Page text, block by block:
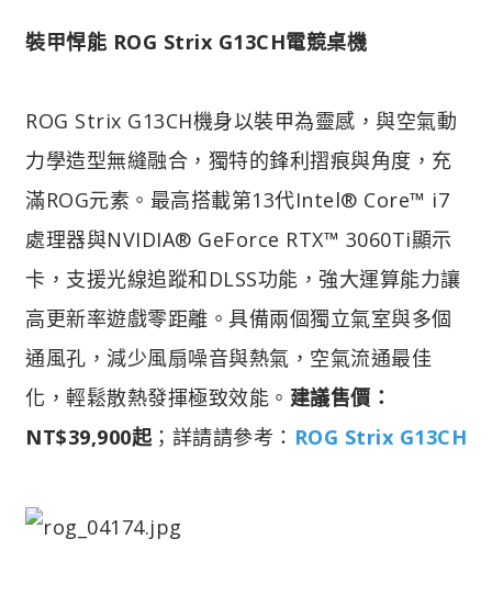
裝甲悍能 ROG Strix G13CH電競桌機
ROG Strix G13CH機身以裝甲為靈感，與空氣動
力學造型無縫融合，獨特的鋒利摺痕與角度，充
滿ROG元素。最高搭載第13代Intel® Core™ i7
處理器與NVIDIA® GeForce RTX™ 3060Ti顯示
卡，支援光線追蹤和DLSS功能，強大運算能力讓
高更新率遊戲零距離。具備兩個獨立氣室與多個
通風孔，減少風扇噪音與熱氣，空氣流通最佳
化，輕鬆散熱發揮極致效能。 建議售價：
NT$39,900起 ；詳請請參考： ROG Strix G13CH